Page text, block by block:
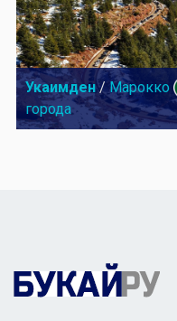
Укаимден/ Марокко
города